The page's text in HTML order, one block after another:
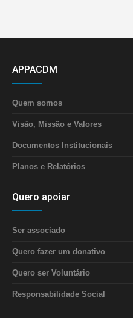
APPACDM
Quem somos
Visão, Missão e Valores
Documentos Institucionais
Planos e Relatórios
Quero apoiar
Ser associado
Quero fazer um donativo
Quero ser Voluntário
Responsabilidade Social